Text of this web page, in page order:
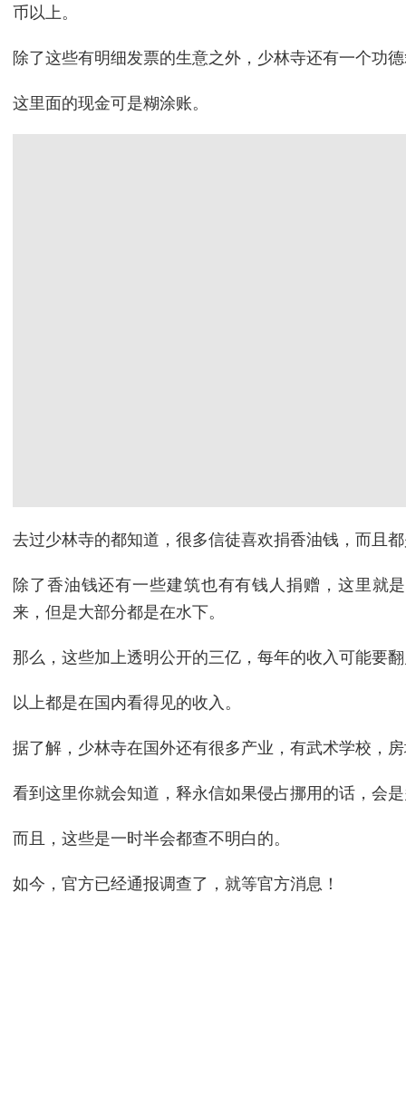
币以上。
除了这些有明细发票的生意之外，少林寺还有一个功
这里面的现金可是糊涂账。
去过少林寺的都知道，很多信徒喜欢捐香油钱，而且
除了香油钱还有一些建筑也有有钱人捐赠，这里就
来，但是大部分都是在水下。
那么，这些加上透明公开的三亿，每年的收入可能要
以上都是在国内看得见的收入。
据了解，少林寺在国外还有很多产业，有武术学校，
看到这里你就会知道，释永信如果侵占挪用的话，会
而且，这些是一时半会都查不明白的。
如今，官方已经通报调查了，就等官方消息！